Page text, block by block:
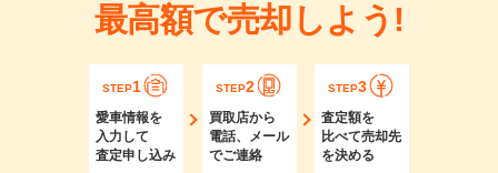
最高額で売却しよう!
STEP1
愛車情報を
入力して
査定申し込み
STEP2
買取店から
電話、メール
でご連絡
STEP3
査定額を
比べて売却先
を決める